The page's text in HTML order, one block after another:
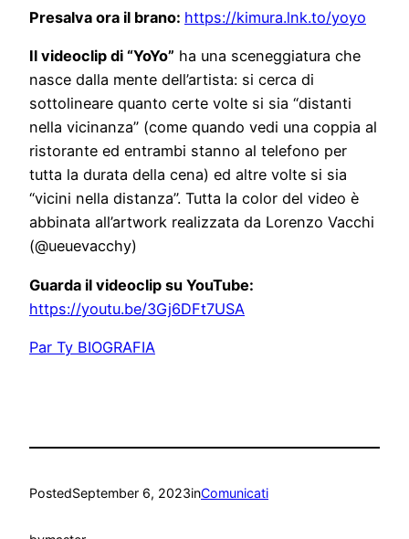
Presalva ora il brano: https://kimura.lnk.to/yoyo
Il videoclip di “YoYo” ha una sceneggiatura che
nasce dalla mente dell’artista: si cerca di
sottolineare quanto certe volte si sia “distanti
nella vicinanza” (come quando vedi una coppia al
ristorante ed entrambi stanno al telefono per
tutta la durata della cena) ed altre volte si sia
“vicini nella distanza”. Tutta la color del video è
abbinata all’artwork realizzata da Lorenzo Vacchi
(@ueuevacchy)
Guarda il videoclip su YouTube:
https://youtu.be/3Gj6DFt7USA
Par Ty BIOGRAFIA
PostedSeptember 6, 2023inComunicati